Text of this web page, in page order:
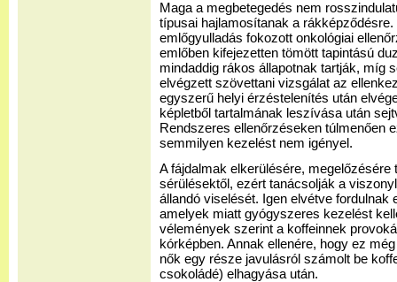
Maga a megbetegedés nem
típusai hajlamosítanak a
emlőgyulladás fokozott onkológiai
emlőben kifejezetten tömött tapintású
mindaddig rákos állapotnak tartják, míg
elvégzett szövettani vizsgálat az
egyszerű helyi érzéstelenítés után
képletből tartalmának leszívása után
Rendszeres ellenőrzéseken túlmenően
semmilyen kezelést nem igényel.
A fájdalmak elkerülésére,
sérülésektől, ezért tanácsolják a
állandó viselését. Igen elvétve fordulnak
amelyek miatt gyógyszeres kezelést
vélemények szerint a koffeinnek
kórképben. Annak ellenére, hogy ez
nők egy része javulásról számolt be
csokoládé) elhagyása után.